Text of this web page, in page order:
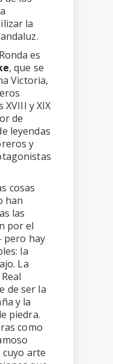
la
es
, que se
Victoria,
y XIX
de
leyendas
y
cosas
han
las
por el
pero hay
la
La
de ser la
y la
piedra.
como
arte